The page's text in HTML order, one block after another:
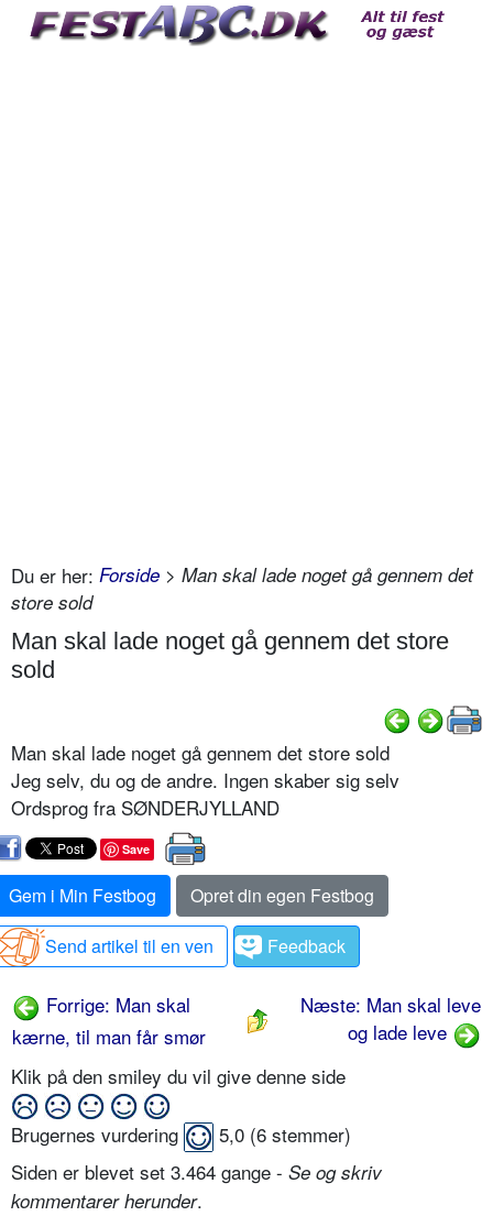
Du er her: Forside > Man skal lade noget gå gennem det
store sold
Man skal lade noget gå gennem det store
sold
Man skal lade noget gå gennem det store sold
Jeg selv, du og de andre. Ingen skaber sig selv
Ordsprog fra SØNDERJYLLAND
Save
Gem i Min Festbog
Opret din egen Festbog
Send artikel til en ven
Feedback
Forrige: Man skal
kærne, til man får smør
Næste: Man skal leve
og lade leve
Klik på den smiley du vil give denne side
Brugernes vurdering 5,0 (6 stemmer)
Siden er blevet set 3.464 gange - Se og skriv
kommentarer herunder.